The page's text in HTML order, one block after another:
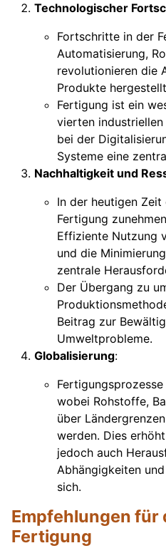
Technologischer
Fortschritte in der
Automatisierung,
revolutionieren die
Produkte
Fertigung ist ein
vierten
bei der
Systeme eine
Nachhaltigkeit und
In der heutigen
Fertigung
Effiziente Nutzung
und die
zentrale
Der Übergang zu
Beitrag zur
Umweltprobleme.
Globalisierung:
wobei Rohstoffe,
über
werden. Dies
jedoch auch
Abhängigkeiten
sich.
Empfehlungen für
Fertigung